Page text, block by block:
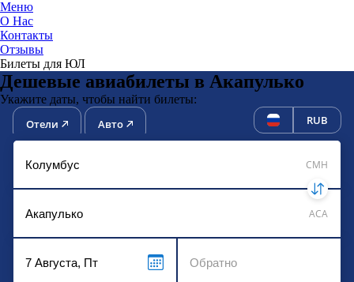
Меню
О Нас
Контакты
Отзывы
Билеты для ЮЛ
Дешевые авиабилеты в Акапулько
Укажите даты, чтобы найти билеты:
Отели Авто RUB
CMH
ACA